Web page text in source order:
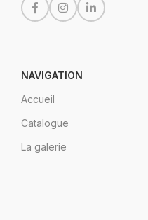
NAVIGATION
Accueil
Catalogue
La galerie